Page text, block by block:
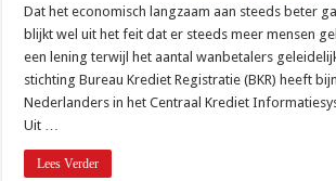
Dat het economisch langzaam aan steeds beter
blijkt wel uit het feit dat er steeds meer mensen
een lening terwijl het aantal wanbetalers
stichting Bureau Krediet Registratie (BKR) heeft
Nederlanders in het Centraal Krediet
Uit …
Lees Verder